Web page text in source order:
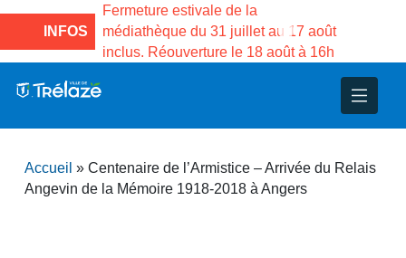
INFOS
des Fermeture estivale de la
médiathèque du 31 juillet au 17 août
inclus. Réouverture le 18 août à 16h
Services publics
3 au 21 août
Projets
– Jumelage
Accueil » Centenaire de l’Armistice – Arrivée du Relais
Angevin de la Mémoire 1918-2018 à Angers